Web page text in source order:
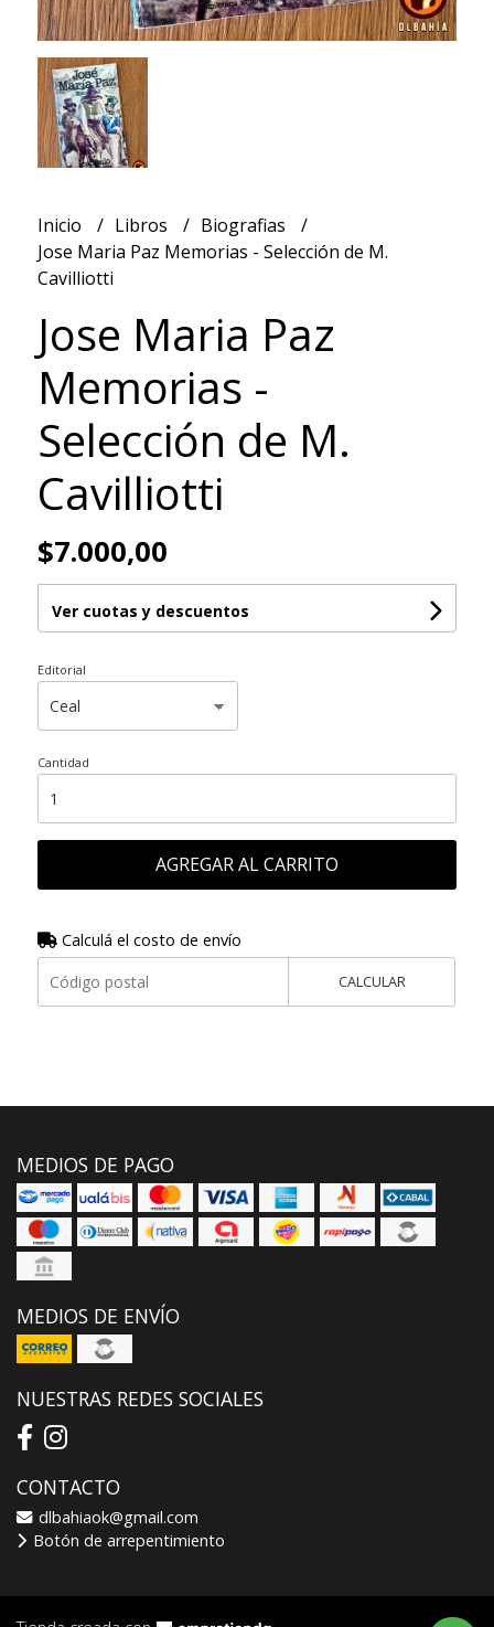
Inicio Libros
Biografias
Jose Maria Paz Memorias - Selección de M.
Cavilliotti
Jose Maria Paz
Memorias -
Selección de M.
Cavilliotti
$7.000,00
Ver cuotas y descuentos
Editorial
Cantidad
AGREGAR AL CARRITO
Calculá el costo de envío
CALCULAR
MEDIOS DE PAGO
MEDIOS DE ENVÍO
NUESTRAS REDES SOCIALES
CONTACTO
dlbahiaok@gmail.com
Botón de arrepentimiento